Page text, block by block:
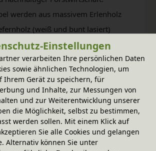
werden aus massivem Erlenholz
(weiß und bunt lasiert)
Beschaffenheit jedes
durch bioola® nature Öl bzw.
aus natürlichen Erd- und
und pflanzlichem Carnaubawachs
veredelt.
Einstellungen
verarbeiten Ihre persönlichen Daten
sowie ähnlichen Technologien, um
Ihrem Gerät zu speichern, für
und Inhalte, zur Messungen von
und zur Weiterentwicklung unserer
die Möglichkeit, selbst zu bestimmen,
werden sollen. Mit einem Klick auf
Sie alle Cookies und gelangen
Alternativ können Sie unter